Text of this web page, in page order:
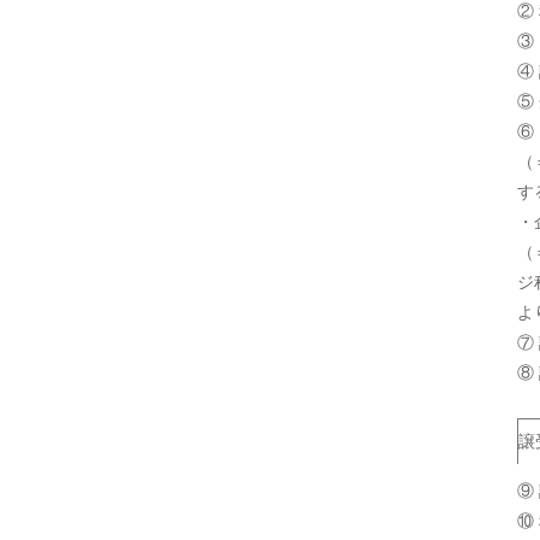
②
③
④
⑤
⑥
す
ジ
よ
⑦
⑧
譲
⑨
⑩